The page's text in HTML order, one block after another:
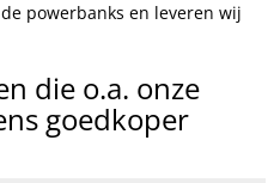
powerbanks en leveren wij
die o.a. onze
goedkoper